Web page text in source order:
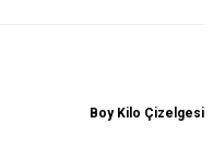
Boy Kilo Çizelgesi